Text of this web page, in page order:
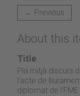
← Previous
About this
Title
Pla mitjà discurs
l'acte de
diplomat de